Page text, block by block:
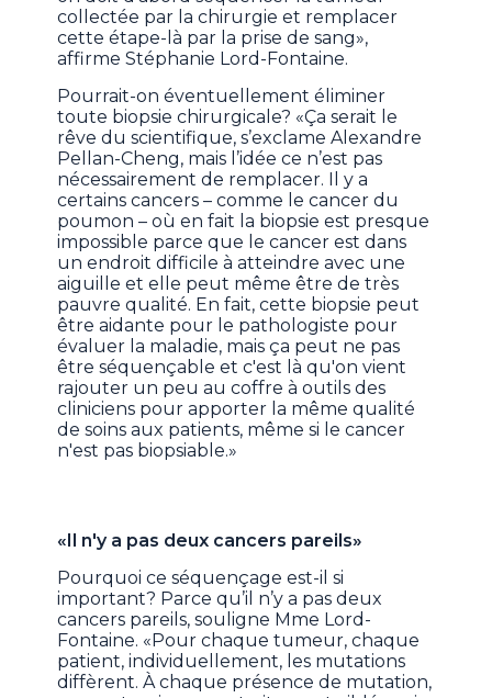
collectée par la chirurgie et remplacer
cette étape-là par la prise de sang»,
affirme Stéphanie Lord-Fontaine.
Pourrait-on éventuellement éliminer
toute biopsie chirurgicale? «Ça serait le
rêve du scientifique, s’exclame Alexandre
Pellan-Cheng, mais l’idée ce n’est pas
nécessairement de remplacer. Il y a
certains cancers – comme le cancer du
poumon – où en fait la biopsie est presque
impossible parce que le cancer est dans
un endroit difficile à atteindre avec une
aiguille et elle peut même être de très
pauvre qualité. En fait, cette biopsie peut
être aidante pour le pathologiste pour
évaluer la maladie, mais ça peut ne pas
être séquençable et c'est là qu'on vient
rajouter un peu au coffre à outils des
cliniciens pour apporter la même qualité
de soins aux patients, même si le cancer
n'est pas biopsiable.»
«Il n'y a pas deux cancers pareils»
Pourquoi ce séquençage est-il si
important? Parce qu’il n’y a pas deux
cancers pareils, souligne Mme Lord-
Fontaine. «Pour chaque tumeur, chaque
patient, individuellement, les mutations
diffèrent. À chaque présence de mutation,